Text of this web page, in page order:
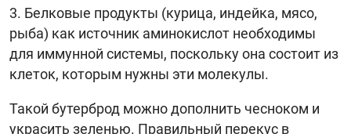
Белковые продукты (курица, индейка, мясо,
рыба) как источник аминокислот необходимы
для иммунной системы, поскольку она состоит из
клеток, которым нужны эти молекулы.
Такой бутерброд можно дополнить чесноком и
украсить зеленью. Правильный перекус в